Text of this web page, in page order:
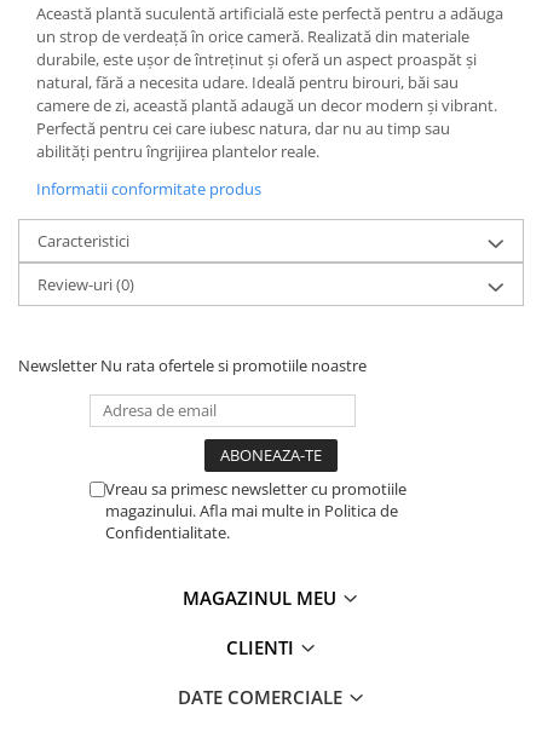
Vaze si boluri decorative
Vesela unica folosinta
Această plantă suculentă artificială este perfectă pentru a adăuga
un strop de verdeață în orice cameră. Realizată din materiale
durabile, este ușor de întreținut și oferă un aspect proaspăt și
natural, fără a necesita udare. Ideală pentru birouri, băi sau
camere de zi, această plantă adaugă un decor modern și vibrant.
Perfectă pentru cei care iubesc natura, dar nu au timp sau
abilități pentru îngrijirea plantelor reale.
Informatii conformitate produs
Caracteristici
Review-uri(0)
Newsletter Nu rata ofertele si promotiile noastre
Vreau sa primesc newsletter cu promotiile
magazinului. Afla mai multe in Politica de
Confidentialitate.
MAGAZINUL MEU
CLIENTI
DATE COMERCIALE